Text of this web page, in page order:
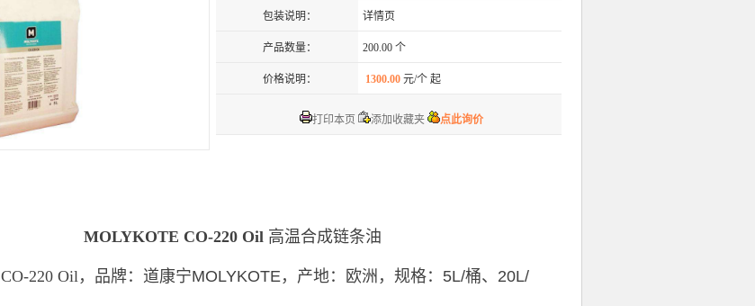
包装说明： 详情页
产品数量： 200.00 个
价格说明： 1300.00 元/个 起
打印本页 添加收藏夹 点此询价
MOLYKOTE CO-220 Oil 高温合成链条油
CO-220 Oil， 品牌：道康宁MOLYKOTE，产地：欧洲，规格：5L/桶、20L/